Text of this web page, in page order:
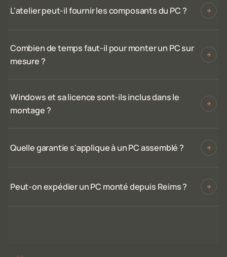
L'atelier peut-il fournir les composants du PC ? +
Combien de temps faut-il pour monter un PC sur
mesure ?
+
Windows et sa licence sont-ils inclus dans le
montage ?
+
Quelle garantie s'applique à un PC assemblé ? +
Peut-on expédier un PC monté depuis Reims ? +